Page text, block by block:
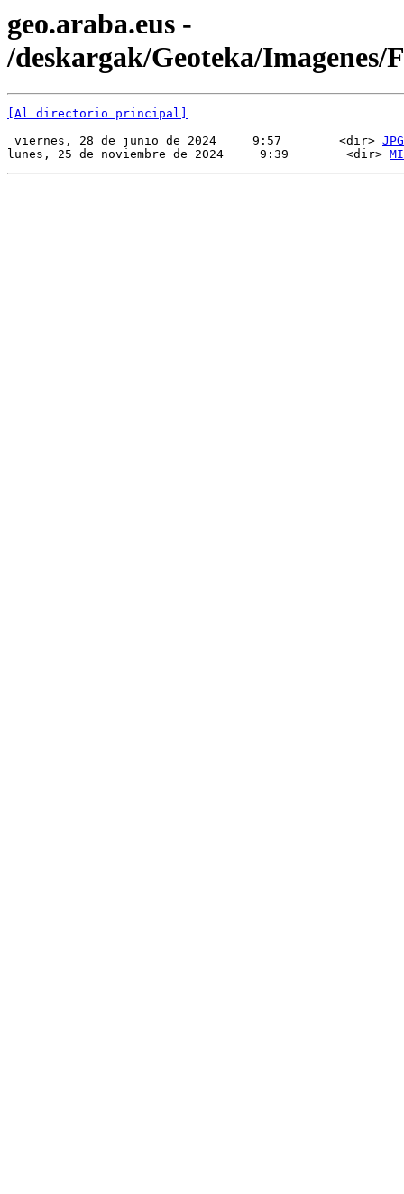
geo.araba.eus -
/deskargak/Geoteka/Imagenes/
[Al directorio principal]
viernes, 28 de junio de 2024     9:57        <dir> JPG
lunes, 25 de noviembre de 2024     9:39        <dir>